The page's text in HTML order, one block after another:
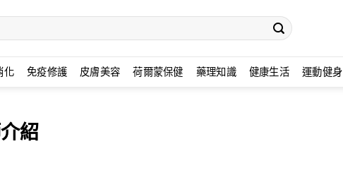
化 免疫修護 皮膚美容 荷爾蒙保健 藥理知識 健康生活 運動健身
紹